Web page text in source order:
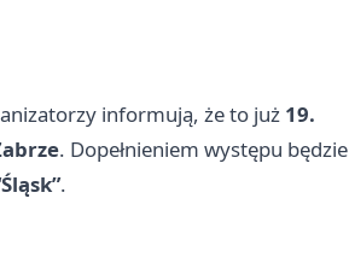
informują, że to już 19.
. Dopełnieniem występu będzie
.